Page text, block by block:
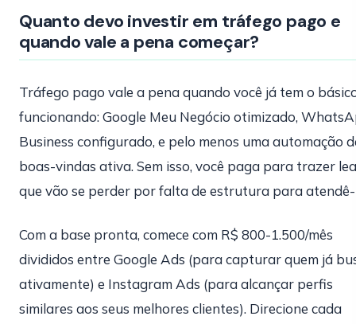
Quanto devo investir em tráfego pago e
quando vale a pena começar?
Tráfego pago vale a pena quando você já tem o
funcionando: Google Meu Negócio otimizado,
Business configurado, e pelo menos uma automação
boas-vindas ativa. Sem isso, você paga para trazer
que vão se perder por falta de estrutura para
Com a base pronta, comece com R$ 800-1.500/mês
divididos entre Google Ads (para capturar quem já
ativamente) e Instagram Ads (para alcançar perfis
similares aos seus melhores clientes). Direcione cada